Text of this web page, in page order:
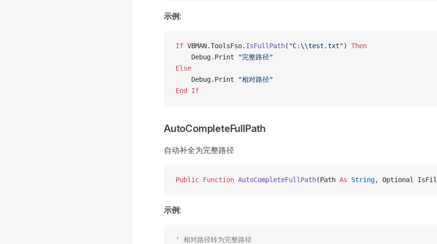
示例 :
If VBMAN.ToolsFso. IsFullPath( "C:\\test.txt") Then
    Debug.Print
"完整路径"
Else
    Debug.Print
"相对路径"
End If
AutoCompleteFullPath
自动补全为完整路径
Public Function AutoCompleteFullPath(Path As String, Optional
示例 :
' 相对路径转为完整路径